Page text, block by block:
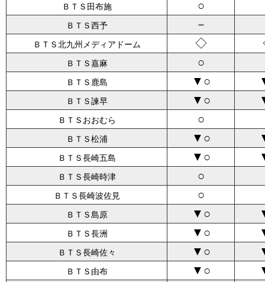
ＢＴＳ田布施 ○
ＢＴＳ西予 －
ＢＴＳ北九州メディアドーム ◇
ＢＴＳ嘉麻 ○
ＢＴＳ鹿島 ▼○
ＢＴＳ諫早 ▼○
ＢＴＳおおむら ○
ＢＴＳ松浦 ▼○
ＢＴＳ長崎五島 ▼○
ＢＴＳ長崎時津 ○
ＢＴＳ長崎波佐見 ○
ＢＴＳ島原 ▼○
ＢＴＳ長洲 ▼○
ＢＴＳ長崎佐々 ▼○
ＢＴＳ由布 ▼○